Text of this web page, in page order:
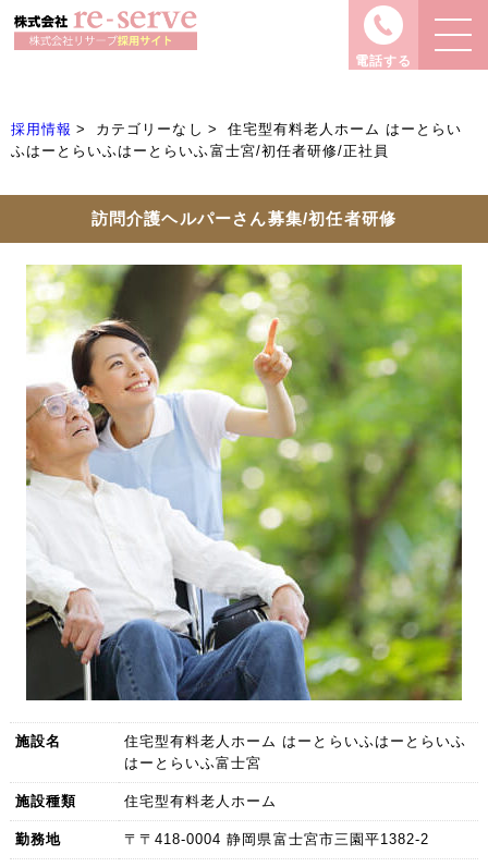
電話する
採用情報 カテゴリーなし
住宅型有料老人ホーム はーとらい
ふはーとらいふはーとらいふ富士宮/初任者研修/正社員
訪問介護ヘルパーさん募集/初任者研修
施設名
住宅型有料老人ホーム はーとらいふはーとらいふ
はーとらいふ富士宮
施設種類 住宅型有料老人ホーム
勤務地 〒〒418-0004 静岡県富士宮市三園平1382-2